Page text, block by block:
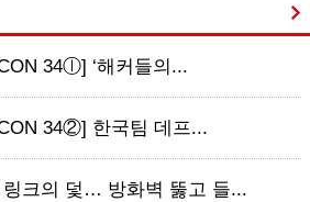
34ⓛ] ‘해커들의...
34②] 한국팀 데프...
크의 덫… 방화벽 뚫고 들...